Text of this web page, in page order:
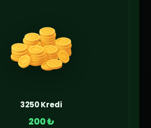
3250 Kredi
200 ₺